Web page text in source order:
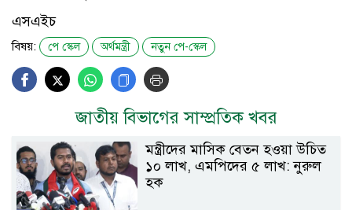
এসএইচ
বিষয়: পে স্কেল অর্থমন্ত্রী নতুন পে-স্কেল
জাতীয় বিভাগের সাম্প্রতিক খবর
মন্ত্রীদের মাসিক বেতন হওয়া উচিত
১০ লাখ, এমপিদের ৫ লাখ: নুরুল
হক